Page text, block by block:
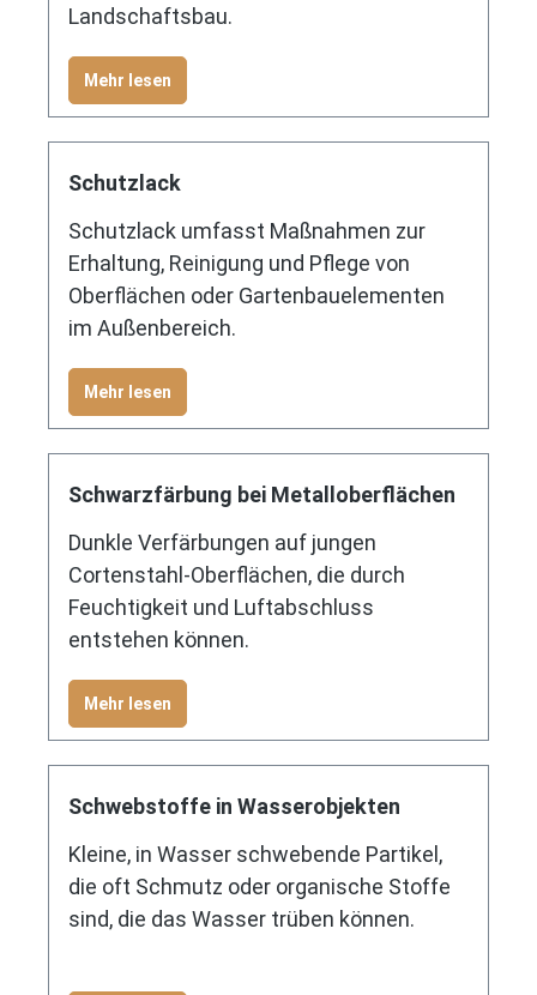
Landschaftsbau.
Mehr lesen
Schutzlack
Schutzlack umfasst Maßnahmen zur
Erhaltung, Reinigung und Pflege von
Oberflächen oder Gartenbauelementen
im Außenbereich.
Mehr lesen
Schwarzfärbung bei Metalloberflächen
Dunkle Verfärbungen auf jungen
Cortenstahl-Oberflächen, die durch
Feuchtigkeit und Luftabschluss
entstehen können.
Mehr lesen
Schwebstoffe in Wasserobjekten
Kleine, in Wasser schwebende Partikel,
die oft Schmutz oder organische Stoffe
sind, die das Wasser trüben können.